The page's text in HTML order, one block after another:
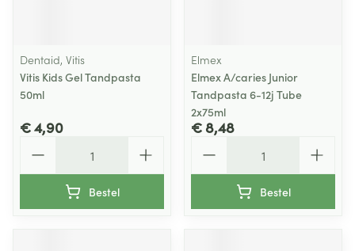
Dentaid, Vitis
Vitis Kids Gel Tandpasta
50ml
€ 4,90
Bestel
Elmex
Elmex A/caries Junior
Tandpasta 6-12j Tube
2x75ml
€ 8,48
Bestel